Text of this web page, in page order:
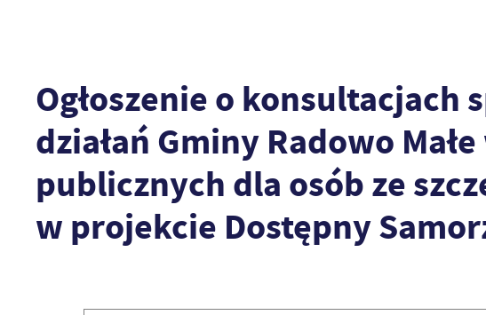
Ogłoszenie o konsultacjach
działań Gminy Radowo
publicznych dla osób ze
w projekcie Dostępny